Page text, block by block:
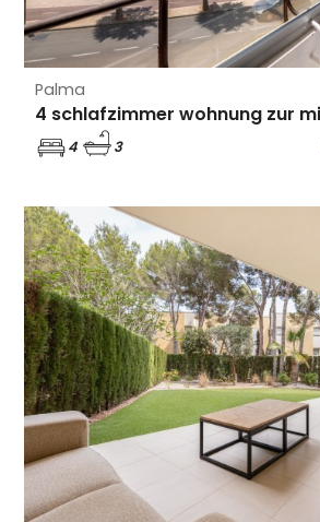
Palma
4 schlafzimmer wohnung zur
4 3